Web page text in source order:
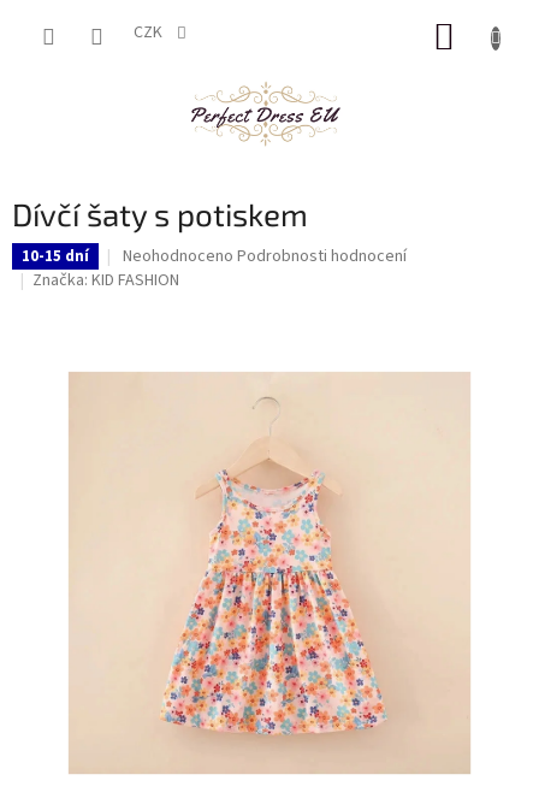
CZK
Dívčí šaty s potiskem
10-15 dní
Průměrné
hodnocení
z
Neohodnoceno Podrobnosti hodnocení
Značka: KID FASHION